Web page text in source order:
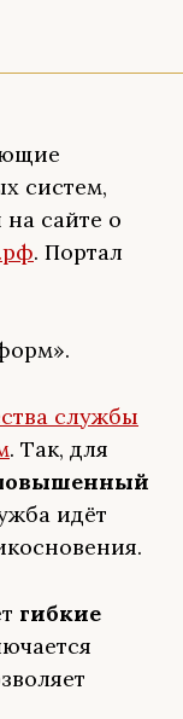
систем,
на сайте о
. Портал
службы
. Так, для
идёт
гибкие